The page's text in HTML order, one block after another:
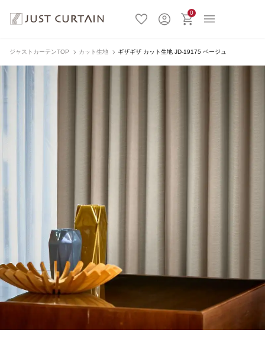
0
ジャストカーテンTOP カット生地 ギザギザ カット生地 JD-19175 ベージュ